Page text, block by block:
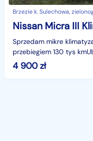
Brzezie k. Sulechowa,
Nissan Micra III
Sprzedam mikre klimatyzacja
przebiegiem 130 tys
4 900zł